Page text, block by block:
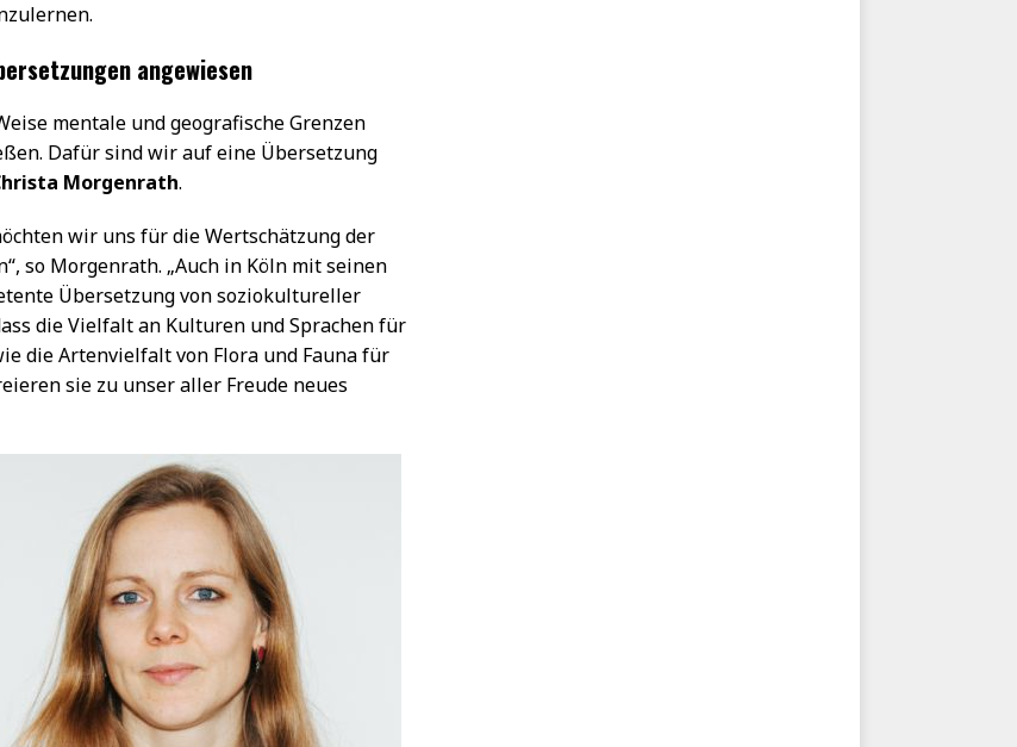
angewiesen
mentale und geografische Grenzen
Dafür sind wir auf eine Übersetzung
Morgenrath.
wir uns für die Wertschätzung der
so Morgenrath. „Auch in Köln mit seinen
Übersetzung von soziokultureller
die Vielfalt an Kulturen und Sprachen für
die Artenvielfalt von Flora und Fauna für
sie zu unser aller Freude neues